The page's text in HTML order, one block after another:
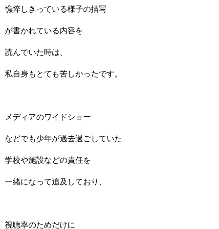
憔悴しきっている様子の描写
が書かれている内容を
読んでいた時は、
私自身もとても苦しかったです。
メディアのワイドショー
などでも少年が過去過ごしていた
学校や施設などの責任を
一緒になって追及しており、
視聴率のためだけに